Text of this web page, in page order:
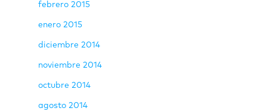
febrero 2015
enero 2015
diciembre 2014
noviembre 2014
octubre 2014
agosto 2014